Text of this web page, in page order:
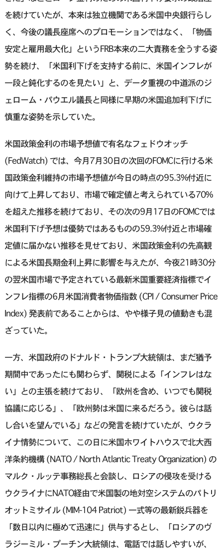
を続けていたが、本来は独立機関である米国中央銀行らし
く、今後の議長座席へのプロモーションではなく、「物価
安定と雇用最大化」というFRB本来の二大責務を全うする姿
勢を続け、「米国利下げを支持する前に、米国インフレが
一段と鈍化するのを見たい」と、データ重視の中道派のジ
ェローム・パウエル議長と同様に早期の米国追加利下げに
慎重な姿勢を示していた。
米国政策金利の市場予想値で有名なフェドウオッチ
(FedWatch) では、今月7月30日の次回のFOMCに行ける米
国政策金利維持の市場予想値が今日の時点の95.3%付近に
向けて上昇しており、市場で確定値と考えられている70%
を超えた推移を続けており、その次の9月17日のFOMCでは
米国利下げ予想は優勢ではあるものの59.3%付近と市場確
定値に届かない推移を見せており、米国政策金利の先高観
による米国長期金利上昇に影響を与えたが、今夜21時30分
の翌米国市場で予定されている最新米国重要経済指標でイ
ンフレ指標の6月米国消費者物価指数 (CPI / Consumer Price
Index) 発表前であることからは、やや様子見の値動きも混
ざっていた。
一方、米国政府のドナルド・トランプ大統領は、まだ猶予
期間中であったにも関わらず、関税による「インフレはな
い」との主張を続けており、「欧州を含め、いつでも関税
協議に応じる」、「欧州勢は米国に来るだろう。彼らは話
し合いを望んでいる」などの発言を続けていたが、ウクラ
イナ情勢について、この日に米国ホワイトハウスで北大西
洋条約機構 (NATO / North Atlantic Treaty Organization) の
マルク・ルッテ事務総長と会談し、ロシアの侵攻を受ける
ウクライナにNATO経由で米国製の地対空システムのパトリ
オットミサイル (MIM-104 Patriot) 一式等の最新鋭兵器を
「数日以内に極めて迅速に」供与するとし、「ロシアのヴ
ラジーミル・プーチン大統領は、電話では話しやすいが、